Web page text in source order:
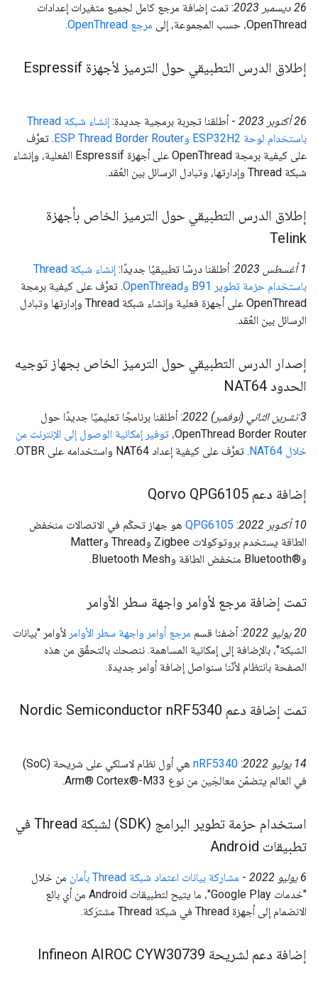
‫26 ديسمبر 2023
: تمت إضافة مرجع كامل لجميع متغيرات إعدادات
OpenThread، حسب المجموعة، إلى
مرجع OpenThread .
إطلاق الدرس التطبيقي حول الترميز لأجهزة Espressif
‫26 أكتوبر 2023 - أطلقنا تجربة برمجية جديدة:
إنشاء شبكة Thread
باستخدام لوحة ESP32H2 وESP Thread Border Router
. تعرَّف
على كيفية برمجة OpenThread على أجهزة Espressif الفعلية، وإنشاء
شبكة Thread وإدارتها، وتبادل الرسائل بين العُقد.
إطلاق الدرس التطبيقي حول الترميز الخاص بأجهزة
Telink
‫1 أغسطس 2023 : أطلقنا درسًا تطبيقيًا جديدًا:
إنشاء شبكة Thread
باستخدام حزمة تطوير B91 وOpenThread
. تعرَّف على كيفية برمجة
OpenThread على أجهزة فعلية وإنشاء شبكة Thread وإدارتها وتبادل
الرسائل بين العُقد.
إصدار الدرس التطبيقي حول الترميز الخاص بجهاز توجيه
الحدود NAT64
‫3 تشرين الثاني (نوفمبر) 2022
: أطلقنا برنامجًا تعليميًا جديدًا حول
OpenThread Border Router، توفير إمكانية الوصول إلى الإنترنت من
خلال NAT64
. تعرَّف على كيفية إعداد NAT64 واستخدامه على OTBR.
إضافة دعم Qorvo QPG6105
‫10 أكتوبر 2022 :
QPG6105 هو جهاز تحكّم في الاتصالات منخفض
الطاقة يستخدم بروتوكولات Zigbee وThread وMatter
وBluetooth®‎ منخفض الطاقة وBluetooth Mesh.
تمت إضافة مرجع لأوامر واجهة سطر الأوامر
‫20 يوليو 2022 : أضفنا قسم مرجع أوامر واجهة سطر الأوامر لأوامر "بيانات
الشبكة"، بالإضافة إلى إمكانية المساهمة. ننصحك بالتحقّق من هذه
الصفحة بانتظام لأنّنا سنواصل إضافة أوامر جديدة.
تمت إضافة دعم Nordic Semiconductor n RF5340
‫14 يوليو 2022 :
nRF5340
هي أول نظام لاسلكي على شريحة (SoC)
في العالم يتضمّن معالجَين من نوع Arm® Cortex®-M33.
استخدام حزمة تطوير البرامج (SDK) لشبكة Thread في
تطبيقات Android
‫6 يوليو 2022 - مشاركة بيانات اعتماد شبكة Thread بأمان
من خلال
"خدمات Google Play"، ما يتيح لتطبيقات Android من أي بائع
الانضمام إلى أجهزة Thread في شبكة Thread مشترَكة.
إضافة دعم لشريحة Infineon AIROC CYW30739